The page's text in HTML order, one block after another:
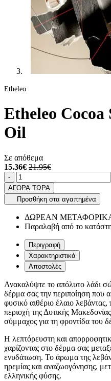
Etheleo
Etheleo
Oil
Σε απόθεμα
15.36€ 21.95€
Ποσότητα
-product.increase.quantity
ΑΓΟΡΑ ΤΩΡΑ
Προσθήκη στα αγαπημένα
ΔΩΡΕΑΝ ΜΕΤΑΦΟΡΙΚΑ
Παραλαβή από το
Περιγραφή
Χαρακτηριστικά
Αποστολές
Ανακαλύψτε το απόλυτο λάδι
δέρμα σας την περιποίηση που
φυσικό αιθέριο έλαιο
περιοχή της Δυτικής
σύμμαχος για τη φροντίδα του
Η λεπτόρευστη και
χαρίζοντας στο δέρμα σας
ενυδάτωση. Το άρωμα της
ηρεμίας και αναζωογόνησης,
ελληνικής φύσης.